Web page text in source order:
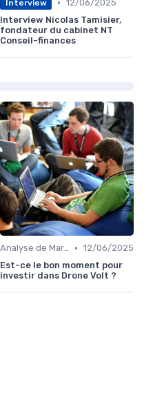
Interview
12/06/2025
Interview Nicolas Tamisier,
fondateur du cabinet NT
Conseil-finances
Analyse de Marché • 12/06/2025
Est-ce le bon moment pour
investir dans Drone Volt ?